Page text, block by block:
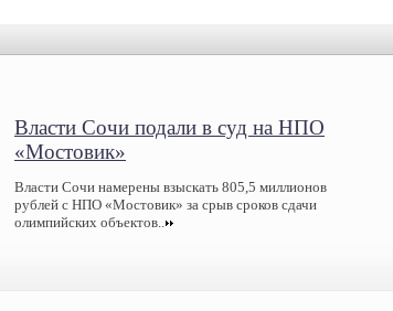
Власти Сочи подали в суд на НПО
«Мостовик»
Власти Сочи намерены взыскать 805,5 миллионов
рублей с НПО «Мостовик» за срыв сроков сдачи
олимпийских объектов..